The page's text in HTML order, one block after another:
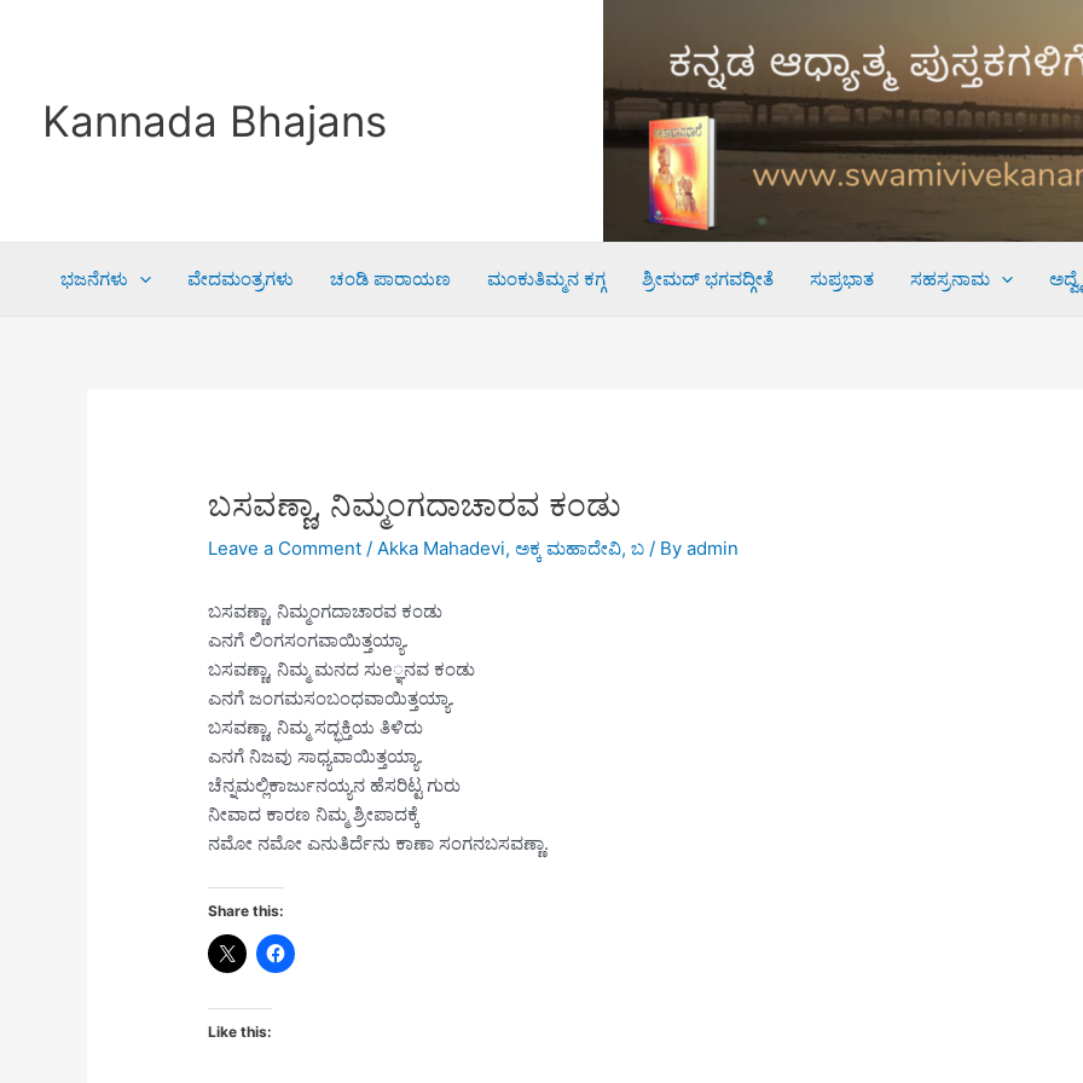
Kannada Bhajans
ಭಜನೆಗಳು ವೇದಮಂತ್ರಗಳು ಚಂಡಿ ಪಾರಾಯಣ ಮಂಕುತಿಮ್ಮನ ಕಗ್ಗ ಶ್ರೀಮದ್ ಭಗವದ್ಗೀತೆ ಸುಪ್ರಭಾತ ಸಹಸ್ರನಾಮ
ಬಸವಣ್ಣಾ, ನಿಮ್ಮಂಗದಾಚಾರವ ಕಂಡು
Leave a Comment /Akka Mahadevi,ಅಕ್ಕ ಮಹಾದೇವಿ,ಬ / Byadmin
ಬಸವಣ್ಣಾ, ನಿಮ್ಮಂಗದಾಚಾರವ ಕಂಡು
ಎನಗೆ ಲಿಂಗಸಂಗವಾಯಿತ್ತಯ್ಯಾ.
ಬಸವಣ್ಣಾ, ನಿಮ್ಮ ಮನದ ಸುe್ಞನವ ಕಂಡು
ಎನಗೆ ಜಂಗಮಸಂಬಂಧವಾಯಿತ್ತಯ್ಯಾ.
ಬಸವಣ್ಣಾ, ನಿಮ್ಮ ಸದ್ಭಕ್ತಿಯ ತಿಳಿದು
ಎನಗೆ ನಿಜವು ಸಾಧ್ಯವಾಯಿತ್ತಯ್ಯಾ.
ಚೆನ್ನಮಲ್ಲಿಕಾರ್ಜುನಯ್ಯನ ಹೆಸರಿಟ್ಟ ಗುರು
ನೀವಾದ ಕಾರಣ ನಿಮ್ಮ ಶ್ರೀಪಾದಕ್ಕೆ
ನಮೋ ನಮೋ ಎನುತಿರ್ದೆನು ಕಾಣಾ ಸಂಗನಬಸವಣ್ಣಾ.
Share this:
Like this: